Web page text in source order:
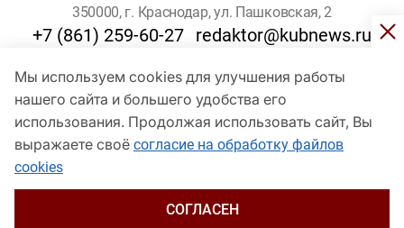
Мы используем cookies для улучшения работы
нашего сайта и большего удобства его
использования. Продолжая использовать сайт, Вы
выражаете своё согласие на обработку файлов
cookies
СОГЛАСЕН
350000, г. Краснодар, ул. Пашковская, 2
+7 (861) 259-60-27 redaktor@kubnews.ru
Для пользователей старше 16 лет
© Кубанские Новости, 2017
Сетевое издание «kubnews» зарегистрировано Федеральной
службой по надзору в сфере связи, информационных технологий
и массовых коммуникаций (Роскомнадзор). Регистрационный
Пашковская, 2). Главный редактор – Филиппов О. Ю.